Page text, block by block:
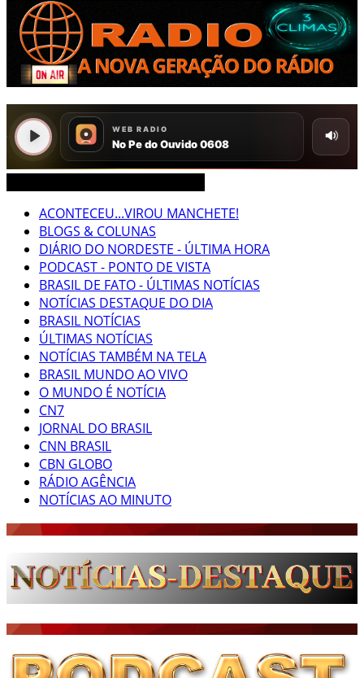
ACONTECEU...VIROU MANCHETE!
BLOGS & COLUNAS
DIÁRIO DO NORDESTE - ÚLTIMA HORA
PODCAST - PONTO DE VISTA
BRASIL DE FATO - ÚLTIMAS NOTÍCIAS
NOTÍCIAS DESTAQUE DO DIA
BRASIL NOTÍCIAS
ÚLTIMAS NOTÍCIAS
NOTÍCIAS TAMBÉM NA TELA
BRASIL MUNDO AO VIVO
O MUNDO É NOTÍCIA
CN7
JORNAL DO BRASIL
CNN BRASIL
CBN GLOBO
RÁDIO AGÊNCIA
NOTÍCIAS AO MINUTO